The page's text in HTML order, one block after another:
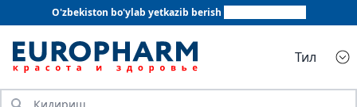
O'zbekiston bo'ylab yetkazib berish
Тил
Қидириш